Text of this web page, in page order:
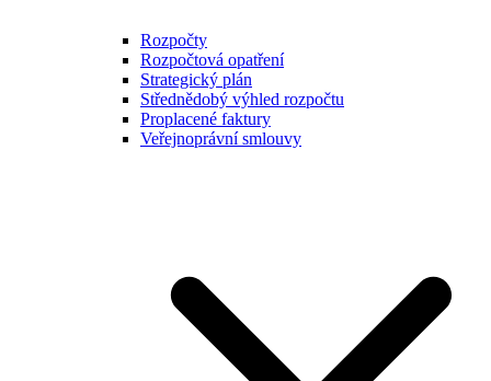
Rozpočty
Rozpočtová opatření
Strategický plán
Střednědobý výhled rozpočtu
Proplacené faktury
Veřejnoprávní smlouvy